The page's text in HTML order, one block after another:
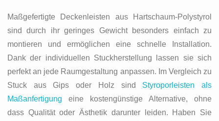
Maßgefertigte Deckenleisten aus Hartschaum-Polystyrol
sind durch ihr geringes Gewicht besonders einfach zu
montieren und ermöglichen eine schnelle Installation.
Dank der individuellen Stuckherstellung lassen sie sich
perfekt an jede Raumgestaltung anpassen. Im Vergleich zu
Stuck aus Gips oder Holz sind Styroporleisten als
Maßanfertigung eine kostengünstige Alternative, ohne
dass Qualität oder Ästhetik darunter leiden. Haben Sie